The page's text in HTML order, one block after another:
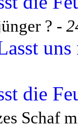
? -
uns
die
Schaf